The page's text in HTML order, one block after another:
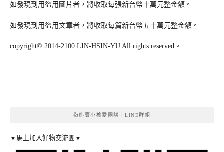
如發現到用盜用圖片者，將收取每張新台幣十萬元整金額。
如發現到用盜用文章者，將收取每篇新台幣五十萬元整金額。
copyright© 2014-2100 LIN-HSIN-YU All rights reserved。
👍熊寶小榆愛團購｜LINE群組
▼馬上加入好物交流團▼